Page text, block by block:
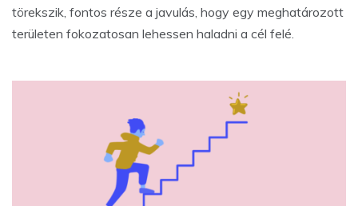
törekszik, fontos része a javulás, hogy egy meghatározott
területen fokozatosan lehessen haladni a cél felé.